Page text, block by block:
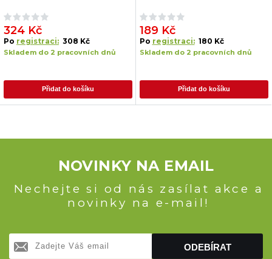
324 Kč
Po registraci: 308 Kč
Skladem do 2 pracovních dnů
Přidat do košíku
189 Kč
Po registraci: 180 Kč
Skladem do 2 pracovních dnů
Přidat do košíku
NOVINKY NA EMAIL
Nechejte si od nás zasílat akce a
novinky na e-mail!
ODEBÍRAT